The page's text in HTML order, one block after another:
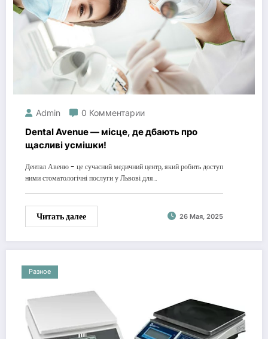
Admin 0 Комментарии
Dental Avenue — місце, де дбають про
щасливі усмішки!
Дентал Авеню - це сучасний медичний центр, який робить доступ
ними стоматологічні послуги у Львові для…
Читать далее 26 Мая, 2025
Разное